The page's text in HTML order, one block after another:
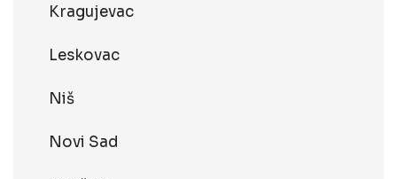
Kragujevac
Leskovac
Niš
Novi Sad